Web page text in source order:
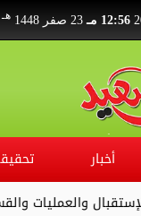
12:56 مـ 23 صفر 1448 هـ
أخبار
والعمليات والقسطرة